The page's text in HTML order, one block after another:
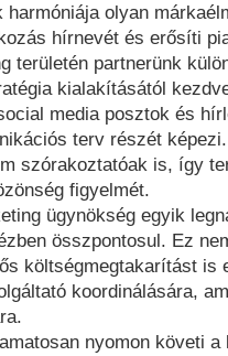
harmóniája olyan
hírnevét és erősíti
területén partnerünk
kialakításától
media posztok és
terv részét
szórakoztatóak is, így
figyelmét.
ügynökség egyik
összpontosul. Ez
költségmegtakarítást is
koordinálására,
nyomon követi